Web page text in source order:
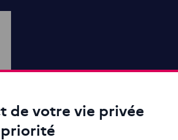
de votre vie privée